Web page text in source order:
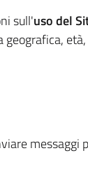
sull'uso del